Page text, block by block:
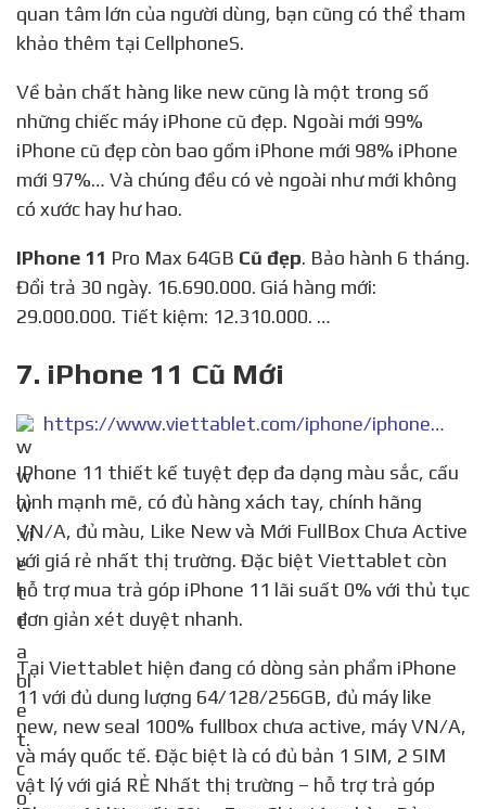
quan tâm lớn của người dùng, bạn cũng có thể tham
khảo thêm tại CellphoneS.
Về bản chất hàng like new cũng là một trong số
những chiếc máy iPhone cũ đẹp. Ngoài mới 99%
iPhone cũ đẹp còn bao gồm iPhone mới 98% iPhone
mới 97%… Và chúng đều có vẻ ngoài như mới không
có xước hay hư hao.
IPhone 11 Pro Max 64GB Cũ đẹp. Bảo hành 6 tháng.
Đổi trả 30 ngày. 16.690.000. Giá hàng mới:
29.000.000. Tiết kiệm: 12.310.000. …
7. iPhone 11 Cũ Mới
https://www.viettablet.com/iphone/iphone-11
IPhone 11 thiết kế tuyệt đẹp đa dạng màu sắc, cấu
hình mạnh mẽ, có đủ hàng xách tay, chính hãng
VN/A, đủ màu, Like New và Mới FullBox Chưa Active
với giá rẻ nhất thị trường. Đặc biệt Viettablet còn
hỗ trợ mua trả góp iPhone 11 lãi suất 0% với thủ tục
đơn giản xét duyệt nhanh.
Tại Viettablet hiện đang có dòng sản phẩm iPhone
11 với đủ dung lượng 64/128/256GB, đủ máy like
new, new seal 100% fullbox chưa active, máy VN/A,
và máy quốc tế. Đặc biệt là có đủ bản 1 SIM, 2 SIM
vật lý với giá RẺ Nhất thị trường – hỗ trợ trả góp